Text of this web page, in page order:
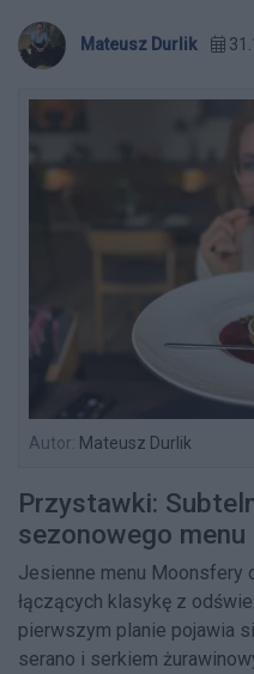
Mateusz Durlik
Autor: Mateusz Durlik
Przystawki:
sezonowego menu
Jesienne menu Moonsfery
łączących klasykę z
pierwszym planie pojawia
serano i serkiem